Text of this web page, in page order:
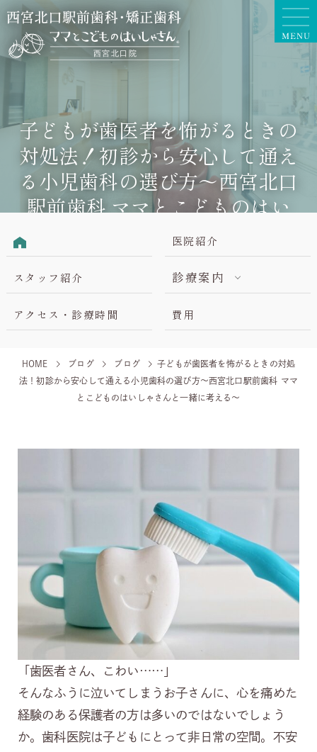
子どもが歯医者を怖がるときの
対処法！初診から安心して通え
る小児歯科の選び方〜西宮北口
駅前歯科 ママとこどものはい
しゃさんと一緒に考える〜
医院紹介
スタッフ紹介 診療案内
アクセス・診療時間 費用
HOME ブログ ブログ
子どもが歯医者を怖がるときの対処
法！初診から安心して通える小児歯科の選び方〜西宮北口駅前歯科 ママ
とこどものはいしゃさんと一緒に考える〜
「歯医者さん、こわい……」
そんなふうに泣いてしまうお子さんに、心を痛めた
経験のある保護者の方は多いのではないでしょう
か。歯科医院は子どもにとって非日常の空間。不安